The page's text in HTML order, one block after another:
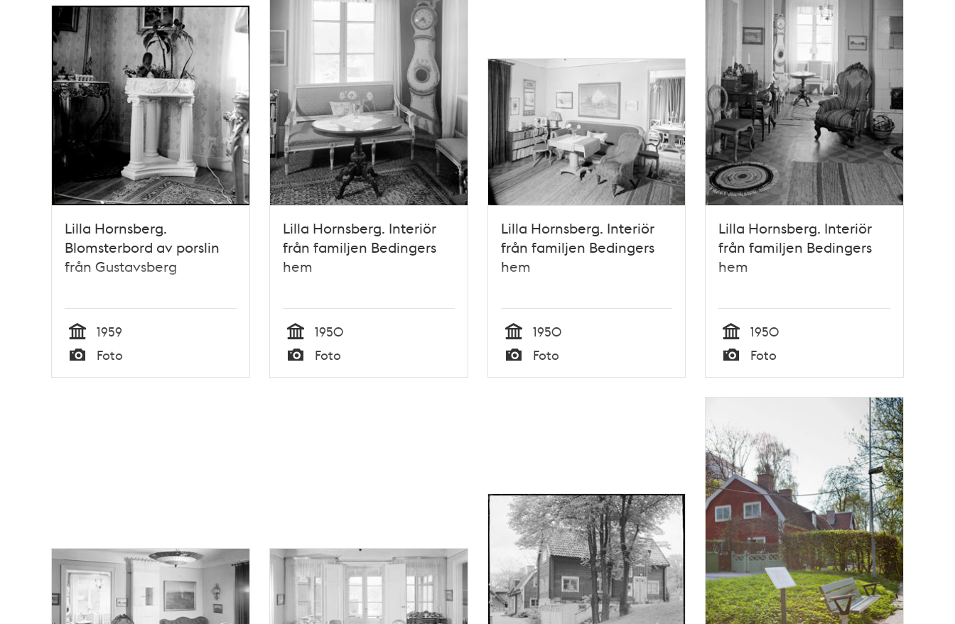
Lilla Hornsberg.
Blomsterbord av porslin
från Gustavsberg
Tid
1959
Typ
Foto
Lilla Hornsberg. Interiör
från familjen Bedingers
hem
Tid
1950
Typ
Foto
Lilla Hornsberg. Interiör
från familjen Bedingers
hem
Tid
1950
Typ
Foto
Lilla Hornsberg. Interiör
från familjen Bedingers
hem
Tid
1950
Typ
Foto